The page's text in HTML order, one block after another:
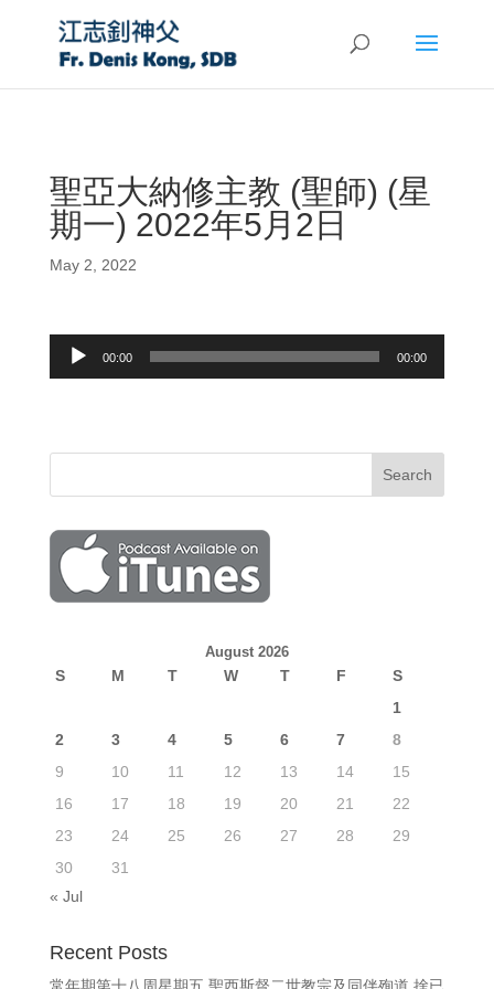
聖亞大納修主教 (聖師) (星
期一) 2022年5月2日
May 2, 2022
Audio
00:00 00:00
August 2026
S M T W T F
S
1
2
3 4 5 6 7
8
9
10 11 12 13 14
15
16
17 18 19 20 21
22
23
24 25 26 27 28
29
30
31
« Jul
Recent Posts